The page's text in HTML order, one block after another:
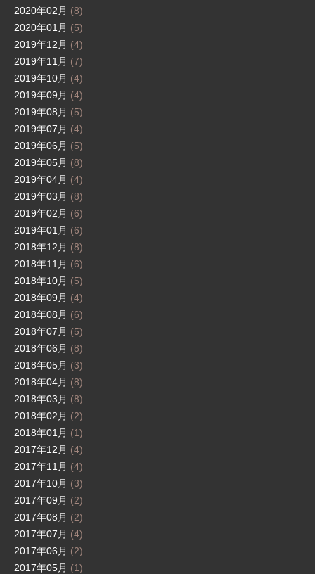
2020年02月 (8)
2020年01月 (5)
2019年12月 (4)
2019年11月 (7)
2019年10月 (4)
2019年09月 (4)
2019年08月 (5)
2019年07月 (4)
2019年06月 (5)
2019年05月 (8)
2019年04月 (4)
2019年03月 (8)
2019年02月 (6)
2019年01月 (6)
2018年12月 (8)
2018年11月 (6)
2018年10月 (5)
2018年09月 (4)
2018年08月 (6)
2018年07月 (5)
2018年06月 (8)
2018年05月 (3)
2018年04月 (8)
2018年03月 (8)
2018年02月 (2)
2018年01月 (1)
2017年12月 (4)
2017年11月 (4)
2017年10月 (3)
2017年09月 (2)
2017年08月 (2)
2017年07月 (4)
2017年06月 (2)
2017年05月 (1)